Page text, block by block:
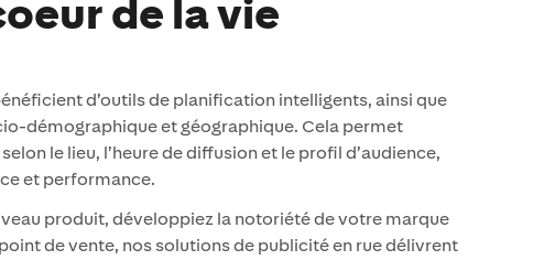
de la vie
d’outils de planification intelligents, ainsi que
démographique et géographique. Cela permet
le lieu, l’heure de diffusion et le profil d’audience,
et performance.
produit, développiez la notoriété de votre marque
de vente, nos solutions de publicité en rue délivrent